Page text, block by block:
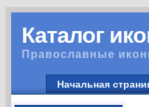
Каталог
Православные
Начальная